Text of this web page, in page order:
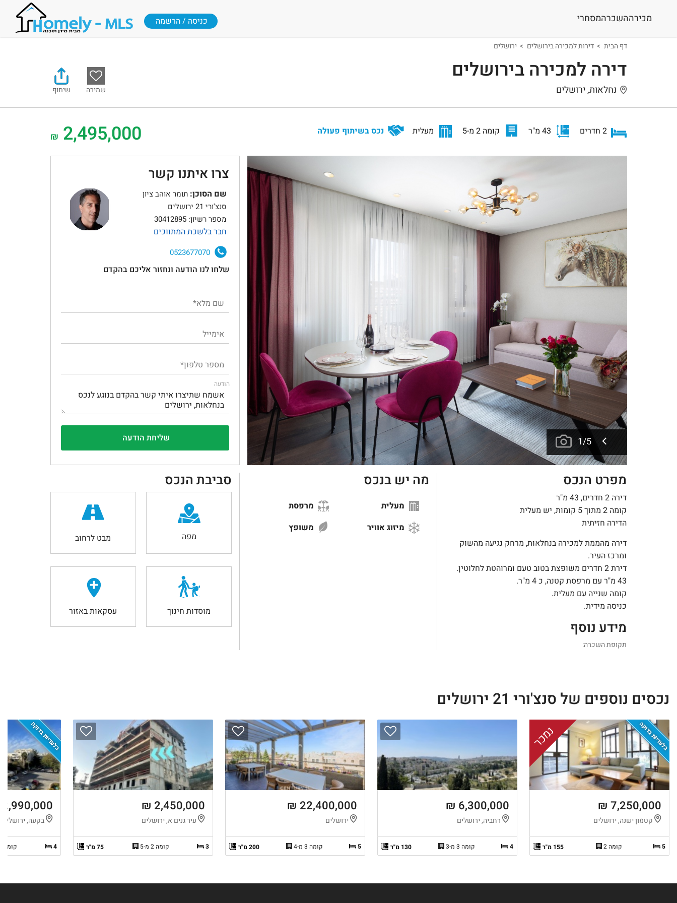
מכירההשכרהמסחרי כניסה / הרשמה
דף הבית דירות למכירה בירושלים ירושלים
דירה למכירה בירושלים
נחלאות, ירושלים שמירה שיתוף
2,495,000
₪ 2 חדרים 43 מ"ר קומה 2 מ-5 מעלית נכס בשיתוף פעולה
צרו איתנו קשר
שם הסוכן: תומר אוהב ציון
סנצ'ורי 21 ירושלים
מספר רשיון: 30412895
חבר בלשכת המתווכים
0523677070
שלחו לנו הודעה ונחזור אליכם בהקדם
הודעה
1/5
מפרט הנכס
דירה 2 חדרים, 43 מ"ר
קומה 2 מתוך 5 קומות, יש מעלית
הדירה חזיתית
דירה מהממת למכירה בנחלאות, מרחק נגיעה מהשוק
ומרכז העיר.
דירת 2 חדרים משופצת בטוב טעם ומרוהטת לחלוטין.
43 מ"ר עם מרפסת קטנה, כ 4 מ"ר.
קומה שנייה עם מעלית.
כניסה מידית.
מידע נוסף
תקופת השכרה:
מה יש בנכס
מעלית
מרפסת
מיזוג אוויר
משופץ
סביבת הנכס
מפה מבט לרחוב
מוסדות חינוך עסקאות באזור
נכסים נוספים של סנצ'ורי 21 ירושלים
בלעדיות בדוקה נמכר
7,250,000 ₪
קטמון ישנה, ירושלים
5 קומה 2 155 מ"ר
6,300,000 ₪
רחביה, ירושלים
4 קומה 3 מ-3 130 מ"ר
22,400,000 ₪
ירושלים
5 קומה 3 מ-4 200 מ"ר
2,450,000 ₪
עיר גנים א, ירושלים
3 קומה 2 מ-5 75 מ"ר
בלעדיות בדוקה
2,990,000 ₪
בקעה, ירושלים
4 קומה 3 מ-4